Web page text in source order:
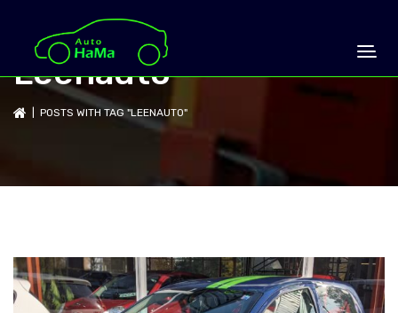
Leenauto
| POSTS WITH TAG "LEENAUTO"